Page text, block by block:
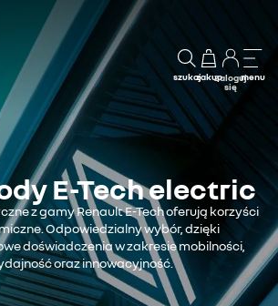
szukajzakupZaloguj
się
menu
E-Tech electric
z gamy Renault E-Tech oferują korzyści
Odpowiedzialny wybór, dzięki
doświadczenia w zakresie mobilności,
oraz innowacyjność.